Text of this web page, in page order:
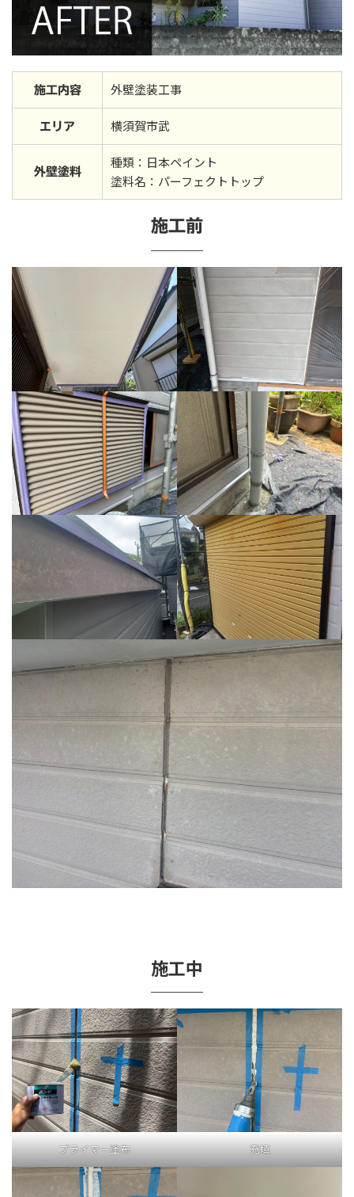
施工内容 外壁塗装工事
エリア 横須賀市武
外壁塗料
種類：日本ペイント
塗料名：パーフェクトトップ
施工前
施工中
プライマー塗布 充填